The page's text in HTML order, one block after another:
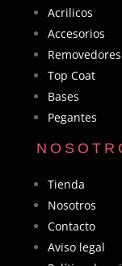
Acrilicos
Accesorios
Removedores
Top Coat
Bases
Pegantes
Tienda
Nosotros
Contacto
Aviso legal